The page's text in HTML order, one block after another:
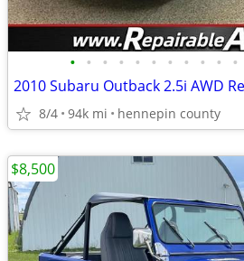
• • • • • • • • • • •
2010 Subaru Outback 2.5i AWD
8/4 94k mi hennepin county
$8,500